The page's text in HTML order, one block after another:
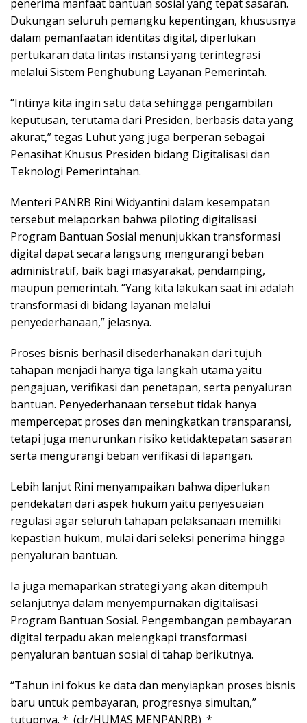
penerima manfaat bantuan sosial yang tepat sasaran.
Dukungan seluruh pemangku kepentingan, khususnya
dalam pemanfaatan identitas digital, diperlukan
pertukaran data lintas instansi yang terintegrasi
melalui Sistem Penghubung Layanan Pemerintah.
“Intinya kita ingin satu data sehingga pengambilan
keputusan, terutama dari Presiden, berbasis data yang
akurat,” tegas Luhut yang juga berperan sebagai
Penasihat Khusus Presiden bidang Digitalisasi dan
Teknologi Pemerintahan.
Menteri PANRB Rini Widyantini dalam kesempatan
tersebut melaporkan bahwa piloting digitalisasi
Program Bantuan Sosial menunjukkan transformasi
digital dapat secara langsung mengurangi beban
administratif, baik bagi masyarakat, pendamping,
maupun pemerintah. “Yang kita lakukan saat ini adalah
transformasi di bidang layanan melalui
penyederhanaan,” jelasnya.
Proses bisnis berhasil disederhanakan dari tujuh
tahapan menjadi hanya tiga langkah utama yaitu
pengajuan, verifikasi dan penetapan, serta penyaluran
bantuan. Penyederhanaan tersebut tidak hanya
mempercepat proses dan meningkatkan transparansi,
tetapi juga menurunkan risiko ketidaktepatan sasaran
serta mengurangi beban verifikasi di lapangan.
Lebih lanjut Rini menyampaikan bahwa diperlukan
pendekatan dari aspek hukum yaitu penyesuaian
regulasi agar seluruh tahapan pelaksanaan memiliki
kepastian hukum, mulai dari seleksi penerima hingga
penyaluran bantuan.
Ia juga memaparkan strategi yang akan ditempuh
selanjutnya dalam menyempurnakan digitalisasi
Program Bantuan Sosial. Pengembangan pembayaran
digital terpadu akan melengkapi transformasi
penyaluran bantuan sosial di tahap berikutnya.
“Tahun ini fokus ke data dan menyiapkan proses bisnis
baru untuk pembayaran, progresnya simultan,”
tutupnya. *_(clr/HUMAS MENPANRB)_*